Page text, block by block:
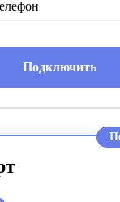
Подключить